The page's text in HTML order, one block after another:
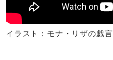
イラスト：モナ・リザの戯言